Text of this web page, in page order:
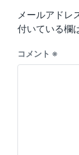
t
t
:
メールアドレ
付いている欄
コメント ※